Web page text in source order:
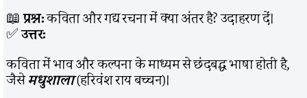
📖प्रश्न:कविता और गद्य रचना में क्या अंतर है? उदाहरण दें।
✅उत्तर:
कविता में भाव और कल्पना के माध्यम से छंदबद्ध भाषा होती है,
जैसेमधुशाला(हरिवंश राय बच्चन)।